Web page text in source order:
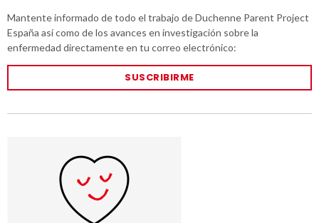
Mantente informado de todo el trabajo de Duchenne Parent Project
España así como de los avances en investigación sobre la
enfermedad directamente en tu correo electrónico:
SUSCRIBIRME